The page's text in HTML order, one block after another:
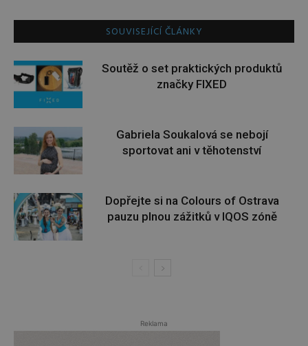
SOUVISEJÍCÍ ČLÁNKY
Soutěž o set praktických produktů
značky FIXED
Gabriela Soukalová se nebojí
sportovat ani v těhotenství
Dopřejte si na Colours of Ostrava
pauzu plnou zážitků v IQOS zóně
Reklama